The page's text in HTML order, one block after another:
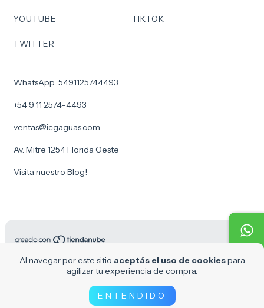
Al navegar por este sitio aceptás el uso de cookiespara
agilizar tu experiencia de compra.
ENTENDIDO
YOUTUBE TIKTOK
TWITTER
WhatsApp: 5491125744493
+54 9 11 2574-4493
ventas@icgaguas.com
Av. Mitre 1254 Florida Oeste
Visita nuestro Blog!
Copyright ICG Aguas - 30716969610 - 2026. Todos los derechos
reservados.
Botón de arrepentimiento